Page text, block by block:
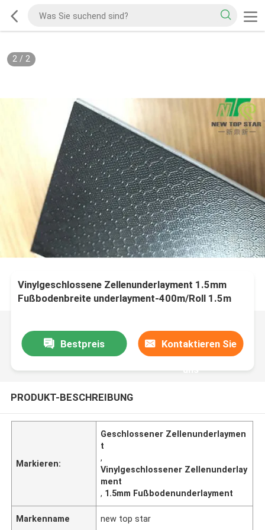
2/ 2
Vinylgeschlossene Zellenunderlayment 1.5mm
Fußbodenbreite underlayment-400m/Roll 1.5m
Bestpreis Kontaktieren Sie
uns
PRODUKT-BESCHREIBUNG
Markieren:
Geschlossener Zellenunderlaymen
t
,
Vinylgeschlossener Zellenunderlay
ment
, 1.5mm Fußbodenunderlayment
Markenname new top star